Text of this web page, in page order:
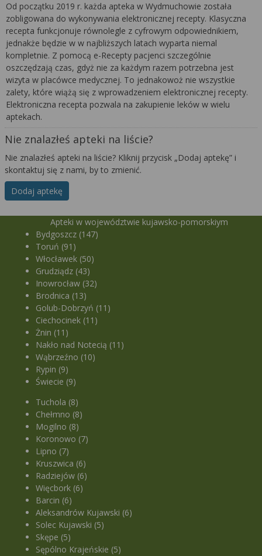
Od początku 2019 r. każda apteka w Wydmuchowie została
zobligowana do wykonywania elektronicznej recepty. Klasyczna
recepta funkcjonuje równolegle z cyfrowym odpowiednikiem,
jednakże będzie w w najbliższych latach wyparta niemal
kompletnie. Z pomocą e-Recepty pacjenci szczególnie
oszczędzają czas, gdyż nie za każdym razem potrzebna jest
wizyta w placówce medycznej. To jednakowoż nie wszystkie
zalety, które wiążą się z wprowadzeniem elektronicznej recepty.
Elektroniczna recepta pozwala na zakupienie leków w wielu
aptekach.
Nie znalazłeś apteki na liście?
Nie znalazłeś apteki na liście? Kliknij przycisk „Dodaj aptekę” i
skontaktuj się z nami, by to zmienić.
Dodaj aptekę
Apteki w województwie kujawsko-pomorskiym
Bydgoszcz (147)
Toruń (91)
Włocławek (50)
Grudziądz (43)
Inowrocław (32)
Brodnica (13)
Golub-Dobrzyń (11)
Ciechocinek (11)
Żnin (11)
Nakło nad Notecią (11)
Wąbrzeźno (10)
Rypin (9)
Świecie (9)
Tuchola (8)
Chełmno (8)
Mogilno (8)
Koronowo (7)
Lipno (7)
Kruszwica (6)
Radziejów (6)
Więcbork (6)
Barcin (6)
Aleksandrów Kujawski (6)
Solec Kujawski (5)
Skępe (5)
Sępólno Krajeńskie (5)